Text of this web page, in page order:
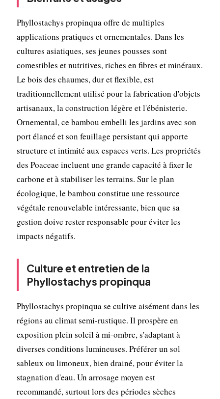
Phyllostachys propinqua offre de multiples
applications pratiques et ornementales. Dans les
cultures asiatiques, ses jeunes pousses sont
comestibles et nutritives, riches en fibres et minéraux.
Le bois des chaumes, dur et flexible, est
traditionnellement utilisé pour la fabrication d'objets
artisanaux, la construction légère et l'ébénisterie.
Ornemental, ce bambou embelli les jardins avec son
port élancé et son feuillage persistant qui apporte
structure et intimité aux espaces verts. Les propriétés
des Poaceae incluent une grande capacité à fixer le
carbone et à stabiliser les terrains. Sur le plan
écologique, le bambou constitue une ressource
végétale renouvelable intéressante, bien que sa
gestion doive rester responsable pour éviter les
impacts négatifs.
Culture et entretien de la
Phyllostachys propinqua
Phyllostachys propinqua se cultive aisément dans les
régions au climat semi-rustique. Il prospère en
exposition plein soleil à mi-ombre, s'adaptant à
diverses conditions lumineuses. Préférer un sol
sableux ou limoneux, bien drainé, pour éviter la
stagnation d'eau. Un arrosage moyen est
recommandé, surtout lors des périodes sèches